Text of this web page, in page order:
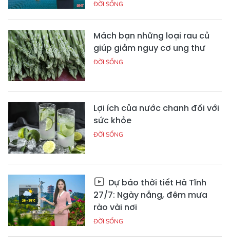
ĐỜI SỐNG
Mách bạn những loại rau củ
giúp giảm nguy cơ ung thư
ĐỜI SỐNG
Lợi ích của nước chanh đối với
sức khỏe
ĐỜI SỐNG
Dự báo thời tiết Hà Tĩnh
27/7: Ngày nắng, đêm mưa
rào vài nơi
ĐỜI SỐNG